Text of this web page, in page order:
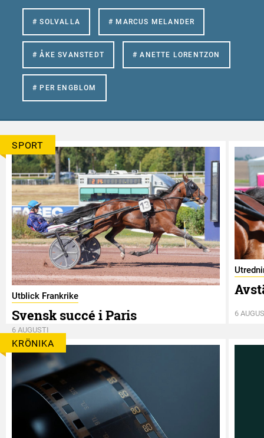
# SOLVALLA # MARCUS MELANDER
# ÅKE SVANSTEDT # ANETTE LORENTZON
# PER ENGBLOM
SPORT
Utblick Frankrike
Svensk succé i Paris
6 AUGUSTI
6
KRÖNIKA